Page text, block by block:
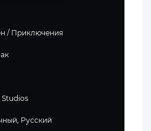
/ Приключения
Studios
Русский